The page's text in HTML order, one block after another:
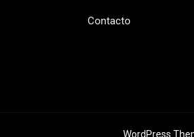
Contacto
WordPress